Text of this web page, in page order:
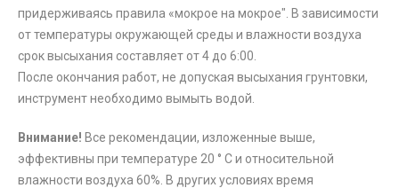
придерживаясь правила «мокрое на мокрое". В зависимости
от температуры окружающей среды и влажности воздуха
срок высыхания составляет от 4 до 6:00.
После окончания работ, не допуская высыхания грунтовки,
инструмент необходимо вымыть водой.
Внимание! Все рекомендации, изложенные выше,
эффективны при температуре 20 ° C и относительной
влажности воздуха 60%. В других условиях время